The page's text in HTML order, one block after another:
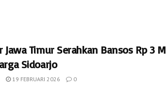
Jawa Timur Serahkan Bansos Rp 3 M
Sidoarjo
19 FEBRUARI 2026 0